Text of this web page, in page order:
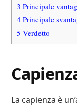
3 Principale
4 Principale
5 Verdetto
La capienza è